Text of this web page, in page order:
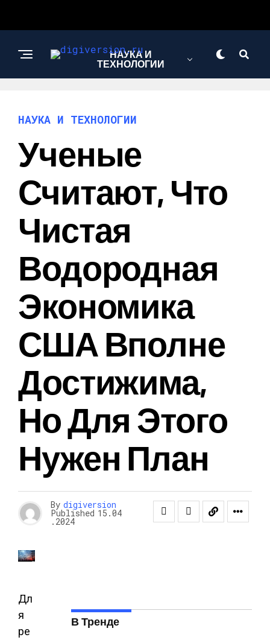
НАУКА И
ТЕХНОЛОГИИ
НАУКА И ТЕХНОЛОГИИ
Ученые
Считают, Что
Чистая
Водородная
Экономика
США Вполне
Достижима,
Но Для Этого
Нужен План
By digiversion
Published 15.04
.2024
Дл
я
ре
В Тренде